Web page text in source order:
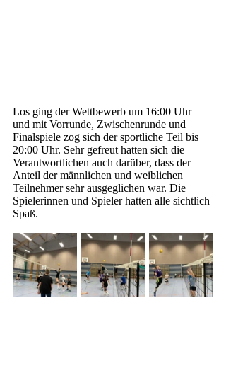
Los ging der Wettbewerb um 16:00 Uhr
und mit Vorrunde, Zwischenrunde und
Finalspiele zog sich der sportliche Teil bis
20:00 Uhr. Sehr gefreut hatten sich die
Verantwortlichen auch darüber, dass der
Anteil der männlichen und weiblichen
Teilnehmer sehr ausgeglichen war. Die
Spielerinnen und Spieler hatten alle sichtlich
Spaß.